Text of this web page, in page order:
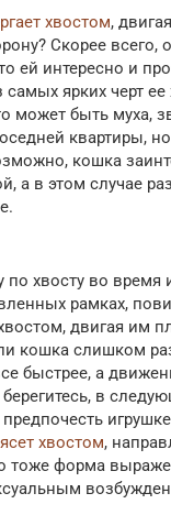
хвостом,
Скорее всего,
ей интересно и
ярких черт ее
может быть муха,
квартиры, но
кошка
а в этом случае
по хвосту во время
рамках,
двигая им
кошка слишком
быстрее, а
в
хвостом,
тоже форма